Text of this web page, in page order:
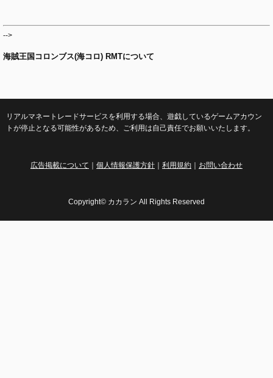
-->
海賊王国コロンブス(海コロ) RMTについて
リアルマネートレードサービスを利用する場合、遊戯しているゲームアカウン
トが停止となる可能性があるため、ご利用は自己責任でお願いいたします。
広告掲載について 個人情報保護方針 利用規約 お問い合わせ
Copyright© カカラン All Rights Reserved